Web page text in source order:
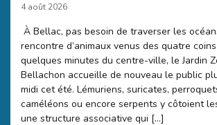
4 août 2026
À Bellac, pas besoin de traverser les
rencontre d’animaux venus des quatre
quelques minutes du centre-ville, le Jardin
Bellachon accueille de nouveau le public
midi cet été. Lémuriens, suricates,
caméléons ou encore serpents y côtoient
une structure associative qui […]